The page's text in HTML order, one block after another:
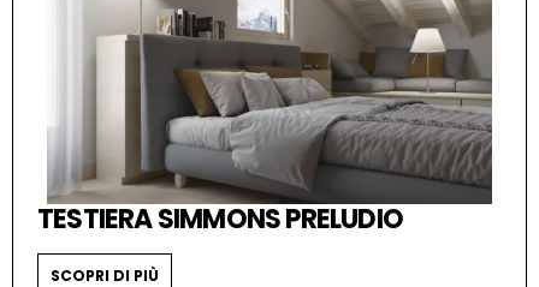
TESTIERA SIMMONS PRELUDIO
SCOPRI DI PIÙ